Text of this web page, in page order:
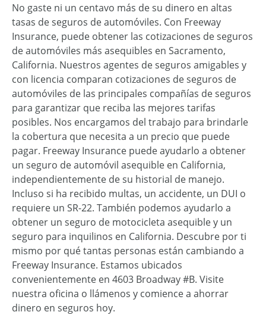
No gaste ni un centavo más de su dinero en altas
tasas de seguros de automóviles. Con Freeway
Insurance, puede obtener las cotizaciones de seguros
de automóviles más asequibles en Sacramento,
California. Nuestros agentes de seguros amigables y
con licencia comparan cotizaciones de seguros de
automóviles de las principales compañías de seguros
para garantizar que reciba las mejores tarifas
posibles. Nos encargamos del trabajo para brindarle
la cobertura que necesita a un precio que puede
pagar. Freeway Insurance puede ayudarlo a obtener
un seguro de automóvil asequible en California,
independientemente de su historial de manejo.
Incluso si ha recibido multas, un accidente, un DUI o
requiere un SR-22. También podemos ayudarlo a
obtener un seguro de motocicleta asequible y un
seguro para inquilinos en California. Descubre por ti
mismo por qué tantas personas están cambiando a
Freeway Insurance. Estamos ubicados
convenientemente en 4603 Broadway #B. Visite
nuestra oficina o llámenos y comience a ahorrar
dinero en seguros hoy.